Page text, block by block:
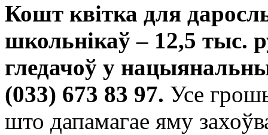
Кошт квітка для
школьнікаў – 12,5 тыс.
гледачоў у
(033) 673 83 97. Усе
што дапамагае яму